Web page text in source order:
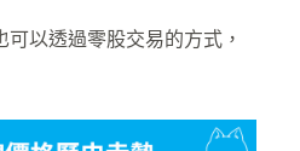
以透過零股交易的方式，